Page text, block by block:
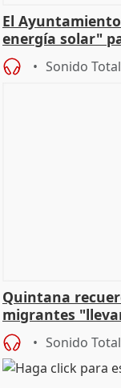
El
energía solar"
Sonido
Quintana
migrantes
central
Sonido